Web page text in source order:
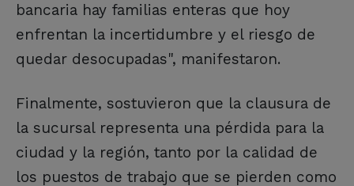
bancaria hay familias enteras que hoy
enfrentan la incertidumbre y el riesgo de
quedar desocupadas", manifestaron.
Finalmente, sostuvieron que la clausura de
la sucursal representa una pérdida para la
ciudad y la región, tanto por la calidad de
los puestos de trabajo que se pierden como